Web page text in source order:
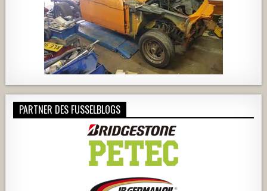
PARTNER DES FUSSELBLOGS